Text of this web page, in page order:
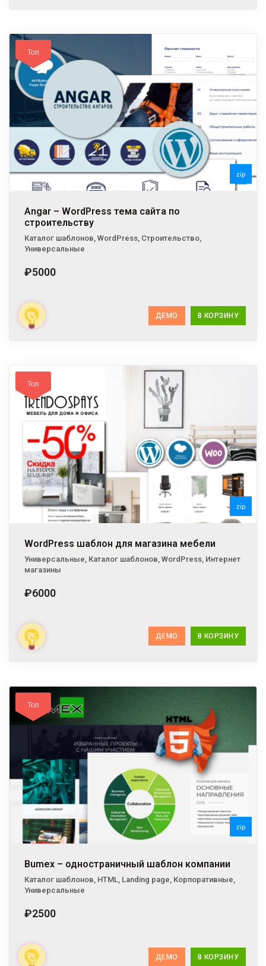
Топ
zip
Angar – WordPress тема сайта по
строительству
Каталог шаблонов, WordPress, Строительство,
Универсальные
₽5000
ДЕМО В КОРЗИНУ
Топ
zip
WordPress шаблон для магазина мебели
Универсальные Каталог шаблонов WordPress Интернет
магазины
₽6000
ДЕМО В КОРЗИНУ
zip
Топ
zip
Bumex – одностраничный шаблон компании
Каталог шаблонов, HTML, Landing page, Корпоративные,
Универсальные
₽2500
ДЕМО В КОРЗИНУ